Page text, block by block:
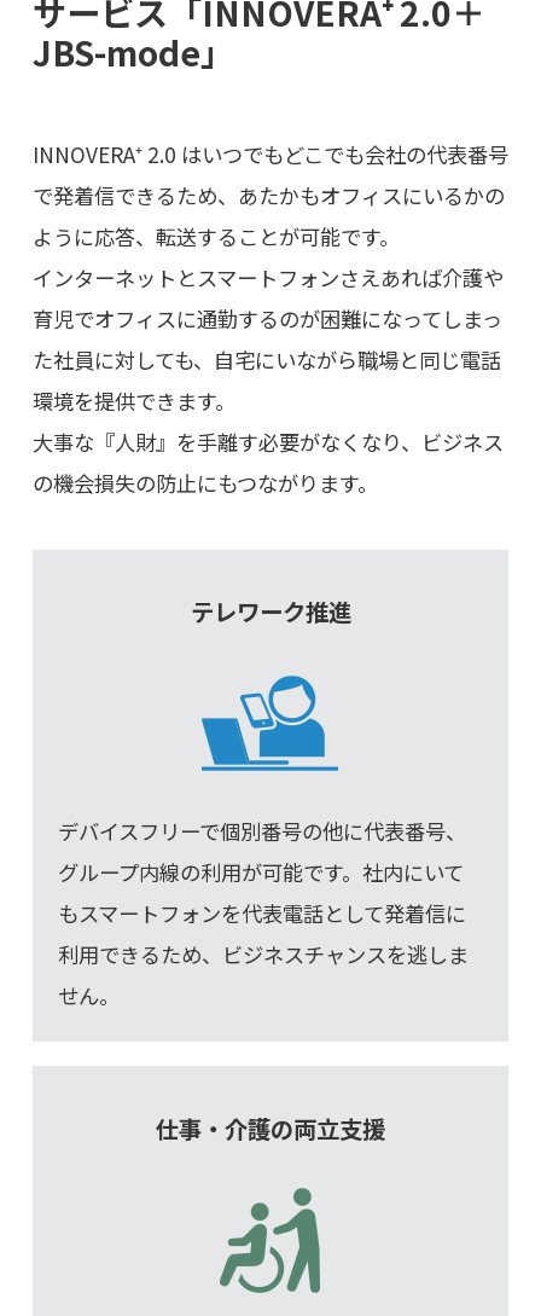
サービス「INNOVERA⁺ 2.0＋
JBS-mode」
INNOVERA⁺ 2.0 はいつでもどこでも会社の代表番号
で発着信できるため、あたかもオフィスにいるかの
ように応答、転送することが可能です。
インターネットとスマートフォンさえあれば介護や
育児でオフィスに通勤するのが困難になってしまっ
た社員に対しても、自宅にいながら職場と同じ電話
環境を提供できます。
大事な『人財』を手離す必要がなくなり、ビジネス
の機会損失の防止にもつながります。
テレワーク推進
デバイスフリーで個別番号の他に代表番号、
グループ内線の利用が可能です。社内にいて
もスマートフォンを代表電話として発着信に
利用できるため、ビジネスチャンスを逃しま
せん。
仕事・介護の両立支援